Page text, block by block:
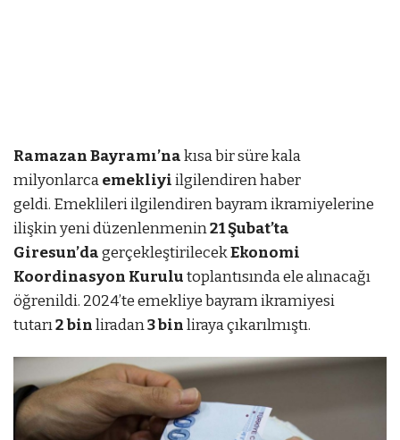
Ramazan Bayramı’nakısa bir süre kala
milyonlarcaemekliyiilgilendiren haber
geldi. Emeklileri ilgilendiren bayram ikramiyelerine
ilişkin yeni düzenlenmenin21 Şubat’ta
Giresun’dagerçekleştirilecekEkonomi
Koordinasyon Kurulutoplantısında ele alınacağı
öğrenildi. 2024’te emekliye bayram ikramiyesi
tutarı2 binliradan3 binliraya çıkarılmıştı.
mostbet azmostbet az